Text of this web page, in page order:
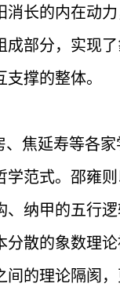
长的内在动
部分，实现
撑的整体。
焦延寿等各
范式。邵雍
纳甲的五行
散的象数理
的理论隔阂